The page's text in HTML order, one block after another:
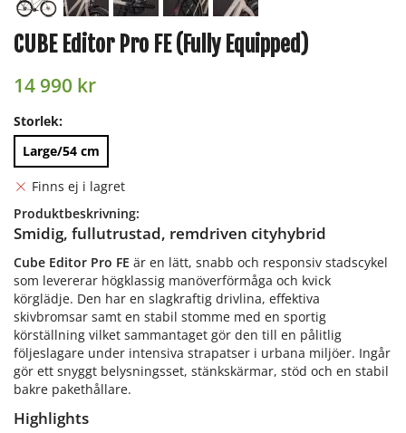
CUBE Editor Pro FE (Fully Equipped)
14 990 kr
Storlek:
Large/54 cm
Finns ej i lagret
Produktbeskrivning:
Smidig, fullutrustad, remdriven cityhybrid
Cube Editor Pro FE är en lätt, snabb och responsiv stadscykel
som levererar högklassig manöverförmåga och kvick
körglädje. Den har en slagkraftig drivlina, effektiva
skivbromsar samt en stabil stomme med en sportig
körställning vilket sammantaget gör den till en pålitlig
följeslagare under intensiva strapatser i urbana miljöer. Ingår
gör ett snyggt belysningsset, stänkskärmar, stöd och en stabil
bakre pakethållare.
Highlights